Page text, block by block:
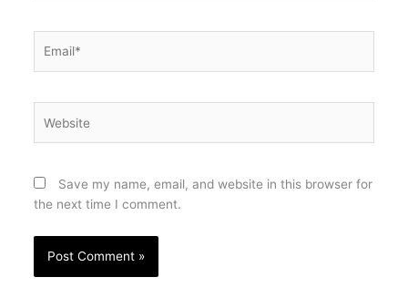
Save my name, email, and website in this browser for
the next time I comment.